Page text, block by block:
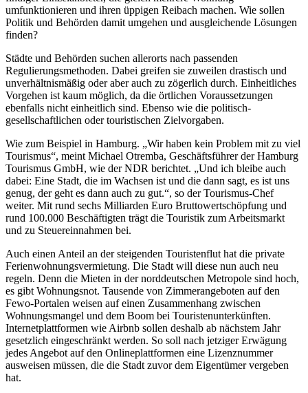
umfunktionieren und ihren üppigen Reibach machen. Wie sollen
Politik und Behörden damit umgehen und ausgleichende Lösungen
finden?
Städte und Behörden suchen allerorts nach passenden
Regulierungsmethoden. Dabei greifen sie zuweilen drastisch und
unverhältnismäßig oder aber auch zu zögerlich durch. Einheitliches
Vorgehen ist kaum möglich, da die örtlichen Voraussetzungen
ebenfalls nicht einheitlich sind. Ebenso wie die politisch-
gesellschaftlichen oder touristischen Zielvorgaben.
Wie zum Beispiel in Hamburg. „Wir haben kein Problem mit zu viel
Tourismus“, meint Michael Otremba, Geschäftsführer der Hamburg
Tourismus GmbH, wie der NDR berichtet. „Und ich bleibe auch
dabei: Eine Stadt, die im Wachsen ist und die dann sagt, es ist uns
genug, der geht es dann auch zu gut.“, so der Tourismus-Chef
weiter. Mit rund sechs Milliarden Euro Bruttowertschöpfung und
rund 100.000 Beschäftigten trägt die Touristik zum Arbeitsmarkt
und zu Steuereinnahmen bei.
Auch einen Anteil an der steigenden Touristenflut hat die private
Ferienwohnungsvermietung. Die Stadt will diese nun auch neu
regeln. Denn die Mieten in der norddeutschen Metropole sind hoch,
es gibt Wohnungsnot. Tausende von Zimmerangeboten auf den
Fewo-Portalen weisen auf einen Zusammenhang zwischen
Wohnungsmangel und dem Boom bei Touristenunterkünften.
Internetplattformen wie Airbnb sollen deshalb ab nächstem Jahr
gesetzlich eingeschränkt werden. So soll nach jetziger Erwägung
jedes Angebot auf den Onlineplattformen eine Lizenznummer
ausweisen müssen, die die Stadt zuvor dem Eigentümer vergeben
hat.